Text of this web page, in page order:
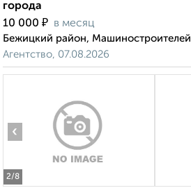
города
10 000 ₽ в месяц
Бежицкий район, Машиностроителей
Агентство, 07.08.2026
2/8
‹